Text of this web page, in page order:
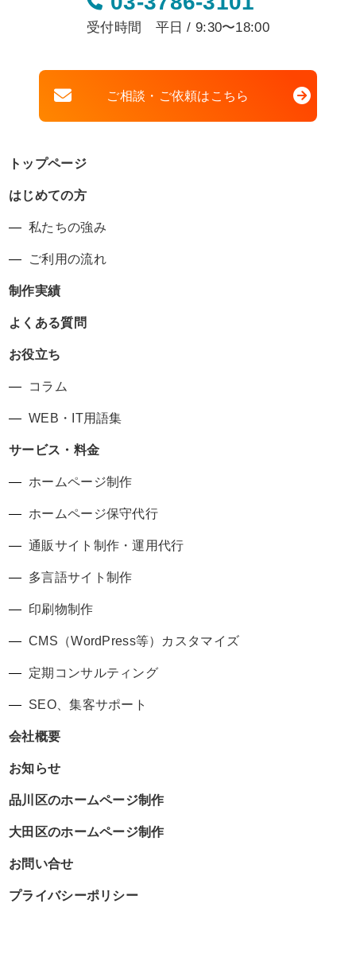
受付時間 平日 / 9:30〜18:00
ご相談・ご依頼はこちら
トップページ
はじめての方
私たちの強み
ご利用の流れ
制作実績
よくある質問
お役立ち
コラム
WEB・IT用語集
サービス・料金
ホームページ制作
ホームページ保守代行
通販サイト制作・運用代行
多言語サイト制作
印刷物制作
CMS（WordPress等）カスタマイズ
定期コンサルティング
SEO、集客サポート
会社概要
お知らせ
品川区のホームページ制作
大田区のホームページ制作
お問い合せ
プライバシーポリシー